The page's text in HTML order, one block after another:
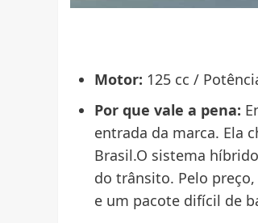
Motor: 125 cc /
Por que vale a pena:
entrada da marca. Ela
Brasil.O sistema
do trânsito. Pelo
e um pacote difícil de